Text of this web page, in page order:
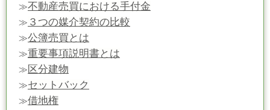
≫不動産売買における手付金
≫ ３つの媒介契約の比較
≫公簿売買とは
≫重要事項説明書とは
≫ 区分建物
≫セットバック
≫借地権